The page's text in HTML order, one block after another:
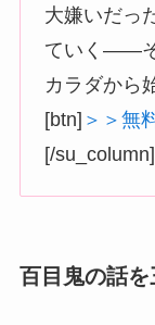
大嫌いだっ
ていく――そ
カラダから
[btn] ＞＞無
[/
百目鬼の話を